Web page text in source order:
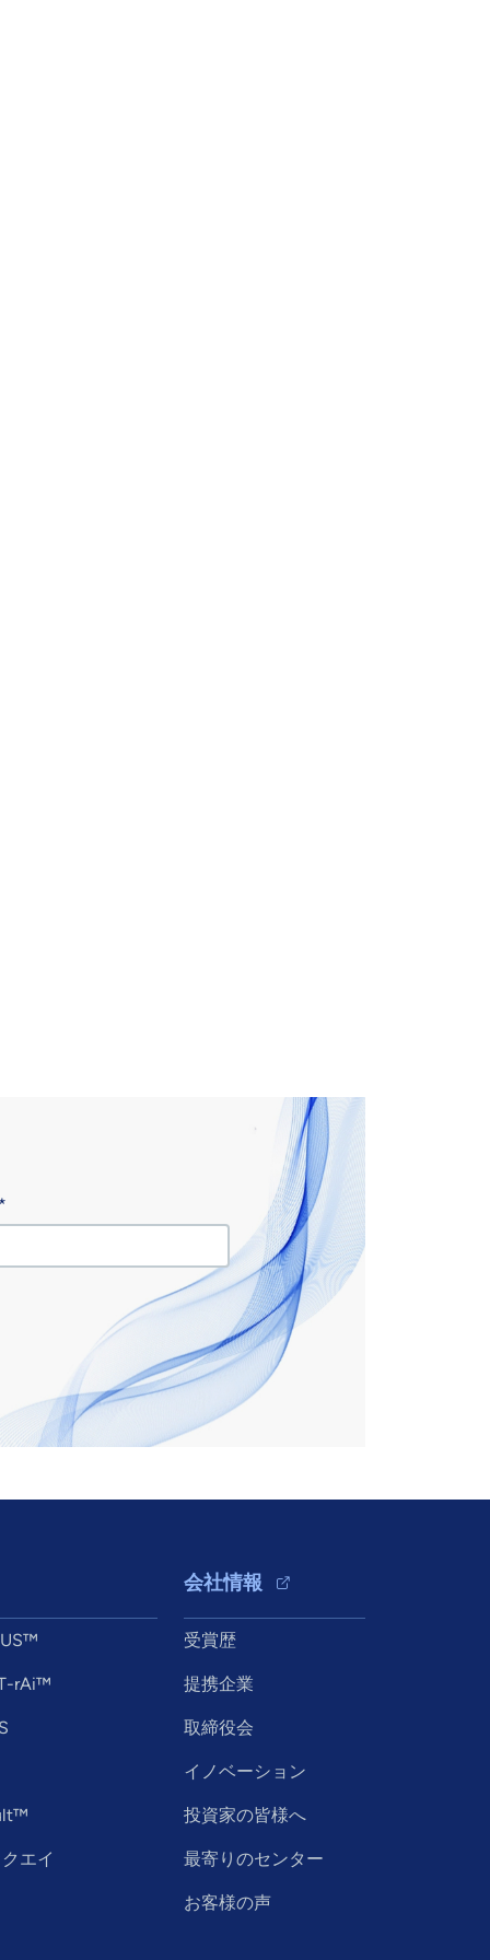
rAi™
エイ
会社情報
受賞歴
提携企業
取締役会
イノベーション
投資家の皆様へ
最寄りのセンター
お客様の声